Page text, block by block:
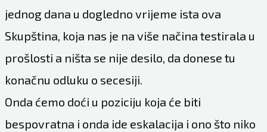
jednog dana u dogledno vrijeme ista ova
Skupština, koja nas je na više načina testirala u
prošlosti a ništa se nije desilo, da donese tu
konačnu odluku o secesiji.
Onda ćemo doći u poziciju koja će biti
bespovratna i onda ide eskalacija i ono što niko